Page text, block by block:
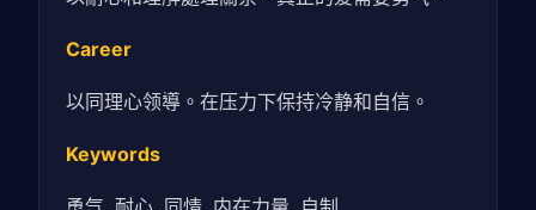
Career
以同理心领導。在压力下保持冷静和自信。
Keywords